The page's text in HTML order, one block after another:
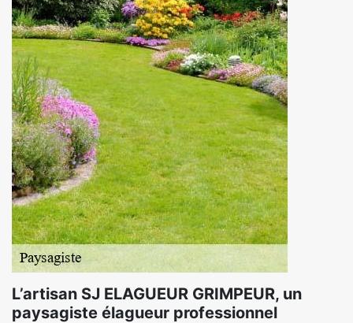
L’artisan SJ ELAGUEUR GRIMPEUR, un
paysagiste élagueur professionnel